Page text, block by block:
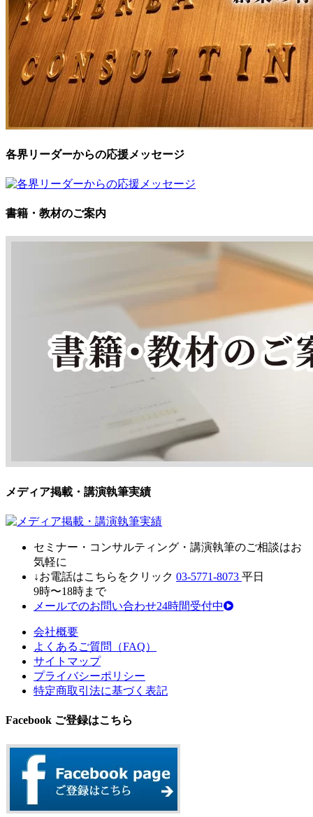
各界リーダーからの応援メッセージ
書籍・教材のご案内
メディア掲載・講演執筆実績
セミナー・ コンサルティング・ 講演執筆のご相談はお
気軽に
↓お電話はこちらをクリック 03-5771-8073 平日
9時〜18時まで
メールでのお問い合わせ24時間受付中
会社概要
よくあるご質問（FAQ）
サイトマップ
プライバシーポリシー
特定商取引法に基づく表記
Facebook ご登録はこちら